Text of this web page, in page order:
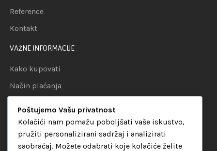
Reference
Kontakt
VAŽNE INFORMACIJE
Kako kupovati
Način plaćanja
Politika privatnosti
KATEGORIJE
Poštujemo Vašu privatnost
Kolačići nam pomažu poboljšati vaše iskustvo,
pružiti personalizirani sadržaj i analizirati
saobraćaj. Možete odabrati koje kolačiće želite